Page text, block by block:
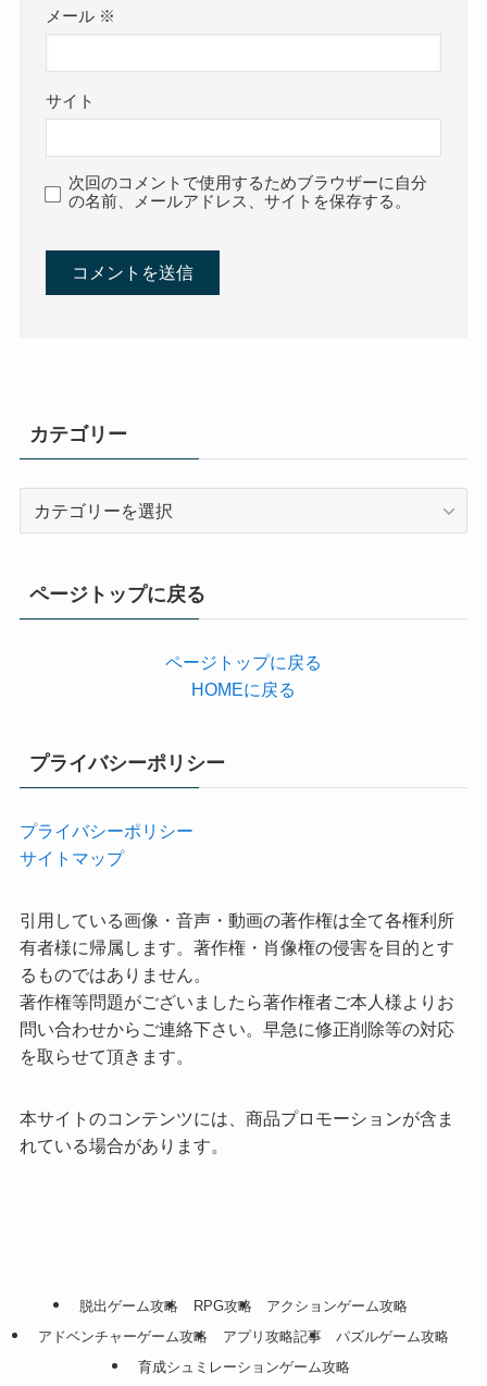
メール ※
サイト
次回のコメントで使用するためブラウザーに自分
の名前、メールアドレス、サイトを保存する。
カテゴリー
ページトップに戻る
ページトップに戻る
HOMEに戻る
プライバシーポリシー
プライバシーポリシー
サイトマップ
引用している画像・音声・動画の著作権は全て各権利所
有者様に帰属します。著作権・肖像権の侵害を目的とす
るものではありません。
著作権等問題がございましたら著作権者ご本人様よりお
問い合わせからご連絡下さい。早急に修正削除等の対応
を取らせて頂きます。
本サイトのコンテンツには、商品プロモーションが含ま
れている場合があります。
脱出ゲーム攻略 RPG攻略
アクションゲーム攻略
アドベンチャーゲーム攻略
アプリ攻略記事
パズルゲーム攻略
育成シュミレーションゲーム攻略